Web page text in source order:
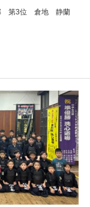
第3位 倉地 静蘭